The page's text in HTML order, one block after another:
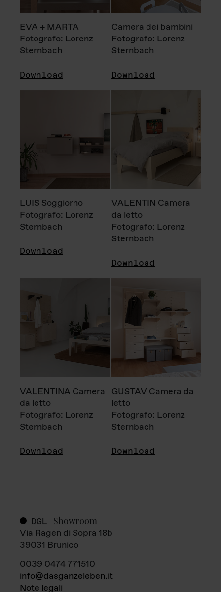
EVA + MARTA
Fotografo: Lorenz
Sternbach
Download
Camera dei bambini
Fotografo: Lorenz
Sternbach
Download
LUIS Soggiorno
Fotografo: Lorenz
Sternbach
Download
VALENTIN Camera
da letto
Fotografo: Lorenz
Sternbach
Download
VALENTINA Camera
da letto
Fotografo: Lorenz
Sternbach
Download
GUSTAV Camera da
letto
Fotografo: Lorenz
Sternbach
Download
DGL Showroom
Via Ragen di Sopra 18b
39031 Brunico
0039 0474 771510
info@dasganzeleben.it
Note legali